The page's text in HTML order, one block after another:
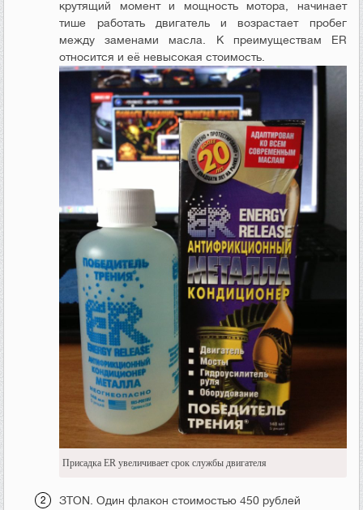
крутящий момент и мощность мотора, начинает
тише работать двигатель и возрастает пробег
между заменами масла. К преимуществам ER
относится и её невысокая стоимость.
Присадка ER увеличивает срок службы двигателя
ЗTON. Один флакон стоимостью 450 рублей